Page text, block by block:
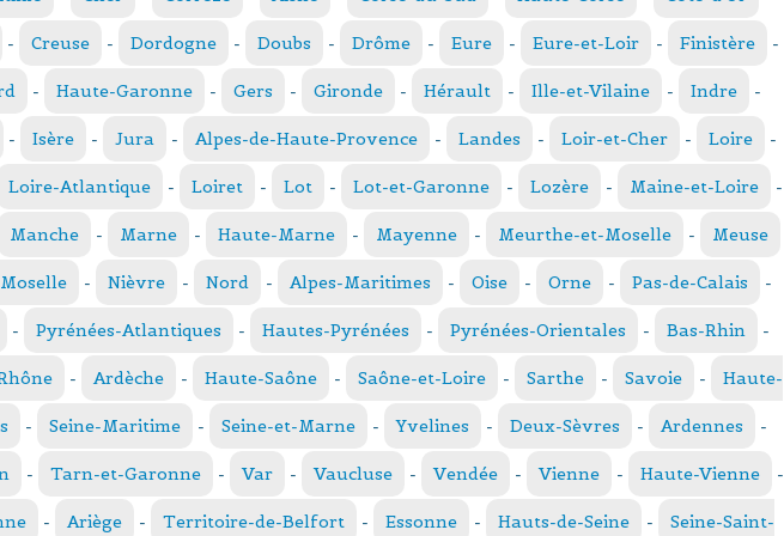
- Creuse - Dordogne - Doubs - Drôme - Eure - Eure-et-Loir - Finistère -
- Haute-Garonne - Gers - Gironde - Hérault - Ille-et-Vilaine - Indre -
- Isère - Jura - Alpes-de-Haute-Provence - Landes - Loir-et-Cher - Loire -
Loire-Atlantique - Loiret - Lot - Lot-et-Garonne - Lozère - Maine-et-Loire -
Manche - Marne - Haute-Marne - Mayenne - Meurthe-et-Moselle - Meuse
Moselle - Nièvre - Nord - Alpes-Maritimes - Oise - Orne - Pas-de-Calais -
- Pyrénées-Atlantiques - Hautes-Pyrénées - Pyrénées-Orientales - Bas-Rhin -
- Ardèche - Haute-Saône - Saône-et-Loire - Sarthe - Savoie - Haute-
- Seine-Maritime - Seine-et-Marne - Yvelines - Deux-Sèvres - Ardennes -
- Tarn-et-Garonne - Var - Vaucluse - Vendée - Vienne - Haute-Vienne -
- Ariège - Territoire-de-Belfort - Essonne - Hauts-de-Seine - Seine-Saint-